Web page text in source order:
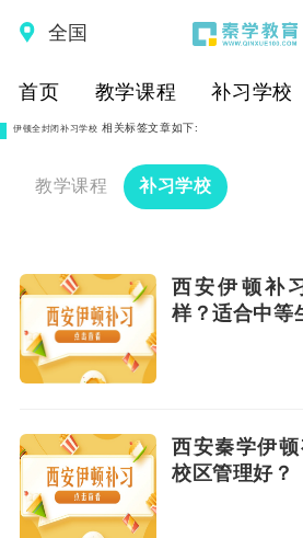
全国
首页 教学课程 补习学校
伊顿全封闭补习学校 相关标签文章如下:
教学课程 补习学校
西安伊顿补
样？适合中等
西安秦学伊
校区管理好？